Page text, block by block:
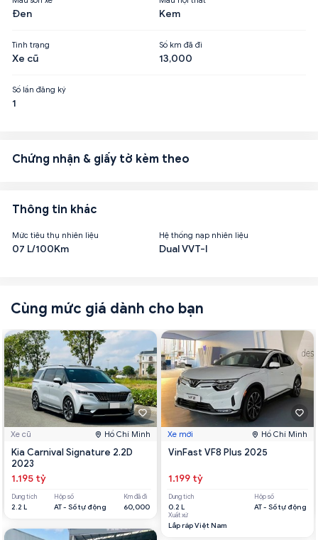
Đen Kem
Tình trạng
Xe cũ
Số km đã đi
13,000
Số lần đăng ký
1
Chứng nhận & giấy tờ kèm theo
Thông tin khác
Mức tiêu thụ nhiên liệu
07 L/100Km
Hệ thống nạp nhiên liệu
Dual VVT-I
Cùng mức giá dành cho bạn
Xe cũ Hồ Chí Minh
Kia Carnival Signature 2.2D
2023
1.195 tỷ
Dung tích
2.2 L
Hộp số
AT - Số tự động
Km đã đi
60,000
Xe mới Hồ Chí Minh
VinFast VF8 Plus 2025
1.199 tỷ
Dung tích
0.2 L
Hộp số
AT - Số tự động
Xuất xứ
Lắp ráp Việt Nam